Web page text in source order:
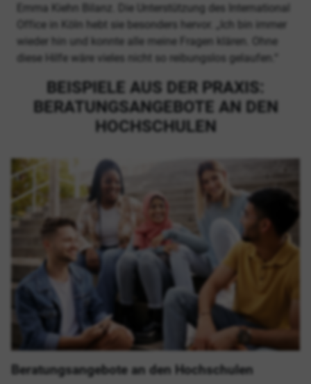
Emma Kiehn Bilanz. Die Unterstützung des International
Office in Köln hebt sie besonders hervor. „Ich bin immer
wieder hin und konnte alle meine Fragen klären. Ohne
diese Hilfe wäre vieles nicht so reibungslos gelaufen.“
BEISPIELE AUS DER PRAXIS:
BERATUNGSANGEBOTE AN DEN
HOCHSCHULEN
Beratungsangebote an den Hochschulen